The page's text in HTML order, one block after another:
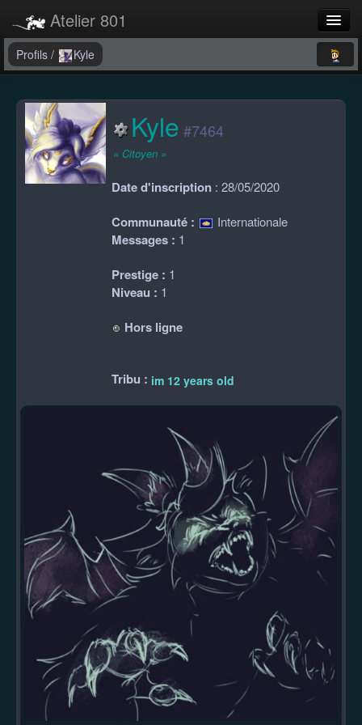
Atelier 801
Forums
Connexion
Langue
Profils / Kyle
Kyle #7464
« Citoyen »
Date d'inscription : 28/05/2020
Communauté : Internationale
Messages : 1
Prestige : 1
Niveau : 1
Hors ligne
Tribu : im 12 years old